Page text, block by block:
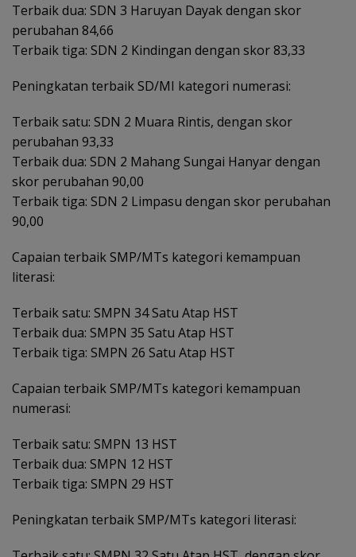
Terbaik dua: SDN 3 Haruyan Dayak dengan skor
perubahan 84,66
Terbaik tiga: SDN 2 Kindingan dengan skor 83,33
Peningkatan terbaik SD/MI kategori numerasi:
Terbaik satu: SDN 2 Muara Rintis, dengan skor
perubahan 93,33
Terbaik dua: SDN 2 Mahang Sungai Hanyar dengan
skor perubahan 90,00
Terbaik tiga: SDN 2 Limpasu dengan skor perubahan
90,00
Capaian terbaik SMP/MTs kategori kemampuan
literasi:
Terbaik satu: SMPN 34 Satu Atap HST
Terbaik dua: SMPN 35 Satu Atap HST
Terbaik tiga: SMPN 26 Satu Atap HST
Capaian terbaik SMP/MTs kategori kemampuan
numerasi:
Terbaik satu: SMPN 13 HST
Terbaik dua: SMPN 12 HST
Terbaik tiga: SMPN 29 HST
Peningkatan terbaik SMP/MTs kategori literasi: